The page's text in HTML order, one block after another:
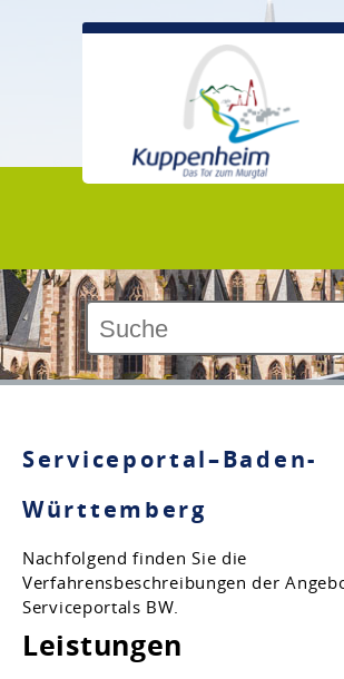
Serviceportal–Baden-
Württemberg
Nachfolgend finden Sie die
Verfahrensbeschreibungen der
Serviceportals BW.
Leistungen